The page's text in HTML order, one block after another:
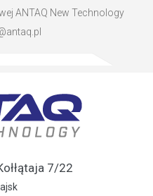
ANTAQ New Technology
7/22